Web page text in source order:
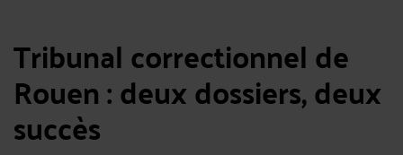
Tribunal correctionnel de
Rouen : deux dossiers, deux
succès